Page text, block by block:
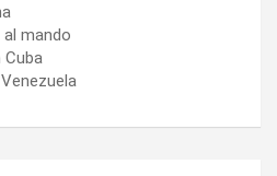
al mando
Cuba